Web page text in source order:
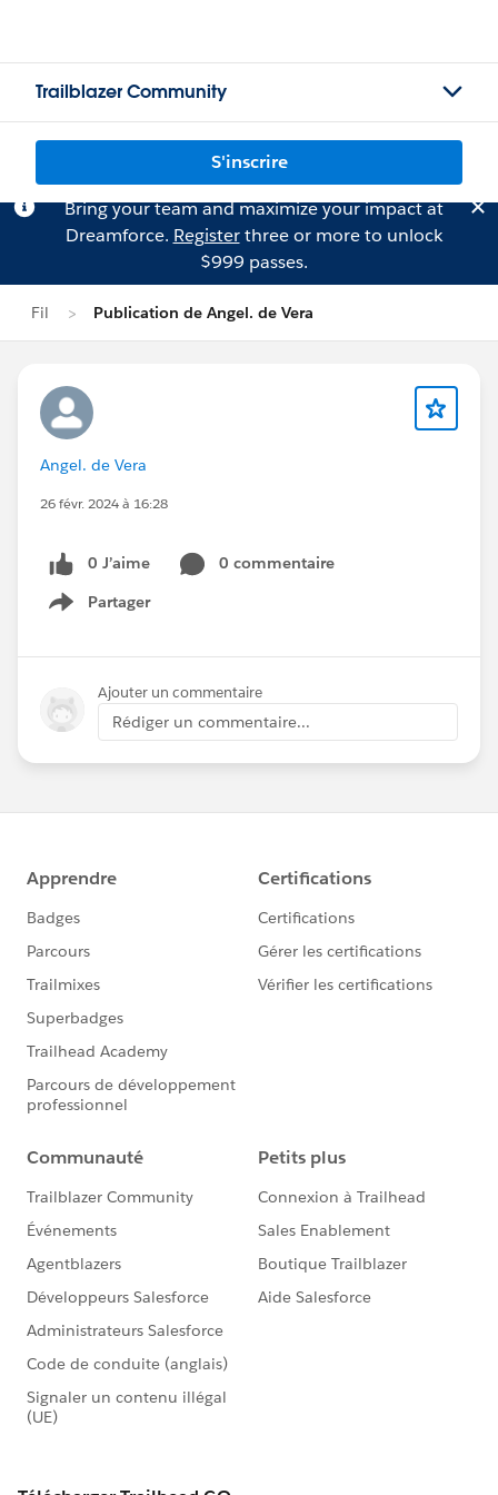
Trailblazer Community
S'inscrire
Bring your team and maximize your impact at
Dreamforce. Registerthree or more to unlock
$999 passes.
Fil Publication de Angel. de Vera
Angel. de Vera
26 févr. 2024 à 16:28
0 J’aime
0 commentaire
Partager
Show menu
Ajouter un commentaire
Rédiger un commentaire...